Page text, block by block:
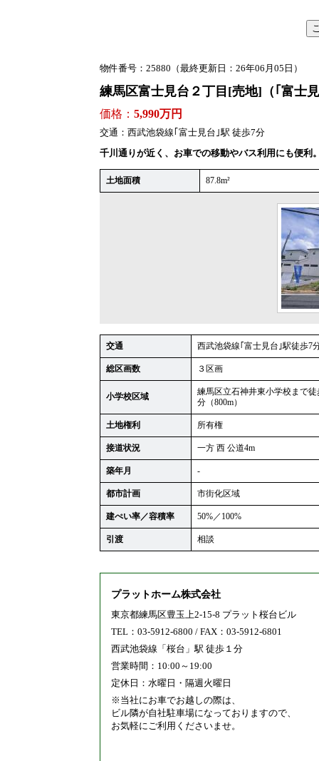
物件番号：25880 （最終更新日：26年06月05日）
練馬区富士見台２丁目 [売地] （｢富士
価格： 5,990万円
交通： 西武池袋線｢富士見台｣駅 徒歩7分
千川通りが近く、お車での移動やバス利用にも便
土地面積 87.8m²
交通 西武池袋線｢富士見台｣駅徒歩7
総区画数 ３区画
小学校区域
練馬区立石神井東小学校まで徒
分（800m）
土地権利 所有権
接道状況 一方 西 公道4m
築年月 -
都市計画 市街化区域
建ぺい率／容積率 50%／100%
引渡 相談
プラットホーム株式会社
東京都練馬区豊玉上2-15-8 プラット桜台ビル
TEL：03-5912-6800 / FAX：03-5912-6801
西武池袋線「桜台」駅 徒歩１分
営業時間：10:00～19:00
定休日：水曜日・隔週火曜日
※当社にお車でお越しの際は、
ビル隣が自社駐車場になっておりますので、
お気軽にご利用くださいませ。